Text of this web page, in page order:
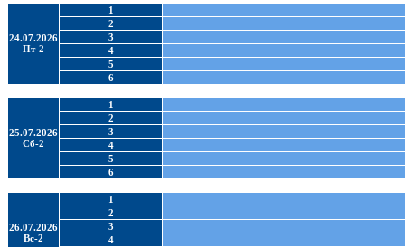
24.07.2026
Пт-2
1
2
3
4
5
6
25.07.2026
Сб-2
1
2
3
4
5
6
26.07.2026
Вс-2
1
2
3
4